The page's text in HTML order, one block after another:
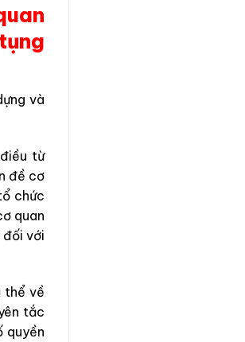
và
từ
đề cơ
chức
quan
đối với
thể về
tắc
quyền